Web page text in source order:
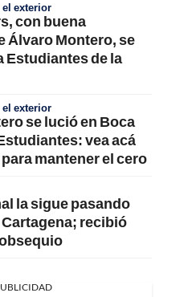
exterior
con buena
Álvaro Montero, se
Estudiantes de la
exterior
se lució en Boca
vea acá
mantener el cero
la sigue pasando
recibió